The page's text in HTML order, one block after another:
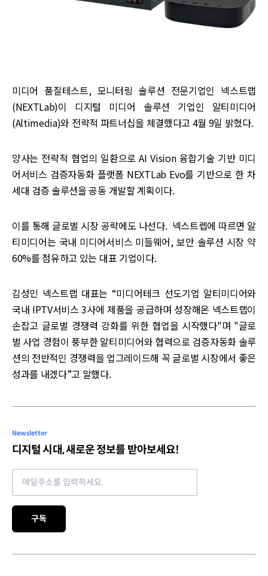
미디어 품질테스트, 모니터링 솔루션 전문기업인 넥스트랩
(NEXTLab)이 디지털 미디어 솔루션 기업인 알티미디어
(Altimedia)와 전략적 파트너십을 체결했다고 4월 9일 밝혔다.
양사는 전략적 협업의 일환으로 AI Vision 융합기술 기반 미디
어서비스 검증자동화 플랫폼 NEXTLab Evo를 기반으로 한 차
세대 검증 솔루션을 공동 개발할 계획이다.
이를 통해 글로벌 시장 공략에도 나선다. 넥스트렙에 따르면 알
티미디어는 국내 미디어서비스 미들웨어, 보안 솔루션 시장 약
60%를 점유하고 있는 대표 기업이다.
김성민 넥스트랩 대표는 “미디어테크 선도기업 알티미디어와
국내 IPTV서비스 3사에 제품을 공급하며 성장해온 넥스트랩이
손잡고 글로벌 경쟁력 강화를 위한 협업을 시작했다"며 "글로
벌 사업 경험이 풍부한 알티미디어와 협력으로 검증자동화 솔루
션의 전반적인 경쟁력을 업그레이드해 꼭 글로벌 시장에서 좋은
성과를 내겠다”고 말했다.
Newsletter
디지털 시대, 새로운 정보를 받아보세요!
Email address
구독